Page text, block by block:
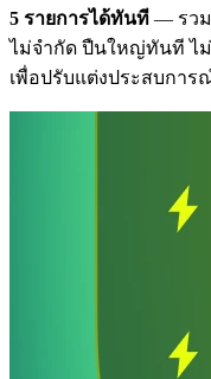
5 รายการได้ทันที — รวม
ไม่จำกัด ปืนใหญ่ทันที ไ
เพื่อปรับแต่งประสบกา